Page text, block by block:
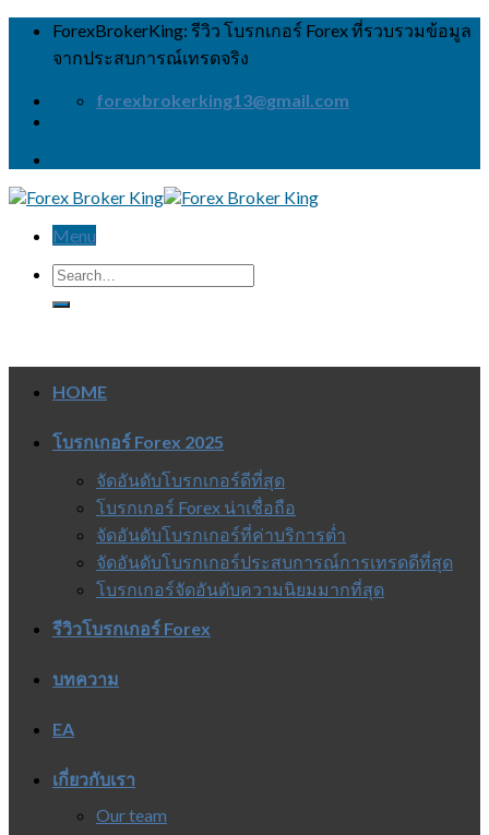
Skip
content
ForexBrokerKing: รีวิว โบรกเกอร์ Forex ที่รวบรวมข้อมูล
จากประสบการณ์เทรดจริง
forexbrokerking13@gmail.com
Menu
HOME
โบรกเกอร์ Forex 2025
จัดอันดับโบรกเกอร์ดีที่สุด
โบรกเกอร์ Forex น่าเชื่อถือ
จัดอันดับโบรกเกอร์ที่ค่าบริการต่ำ
จัดอันดับโบรกเกอร์ประสบการณ์การเทรดดีที่สุด
โบรกเกอร์จัดอันดับความนิยมมากที่สุด
รีวิวโบรกเกอร์ Forex
บทความ
EA
เกี่ยวกับเรา
Our team